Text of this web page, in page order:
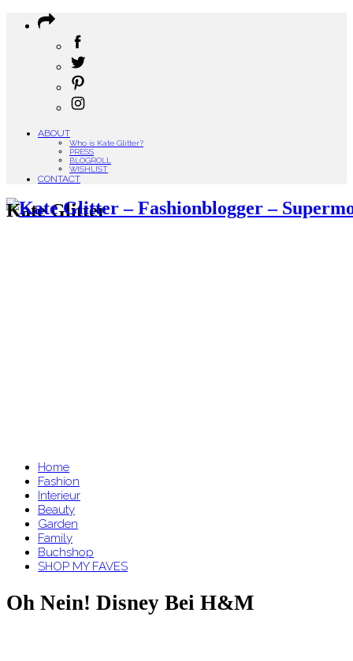
ABOUT
Who is Kate Glitter?
PRESS
BLOGROLL
WISHLIST
CONTACT
Kate Glitter
Home
Fashion
Interieur
Beauty
Garden
Family
Buchshop
SHOP MY FAVES
Oh Nein! Disney Bei H&M